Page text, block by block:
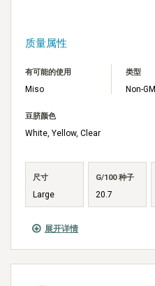
展开详情
质量属性
有可能的使用
Miso
类型
Non-GM
豆脐颜色
White, Yellow, Clear
尺寸
Large
G/100 种子
20.7